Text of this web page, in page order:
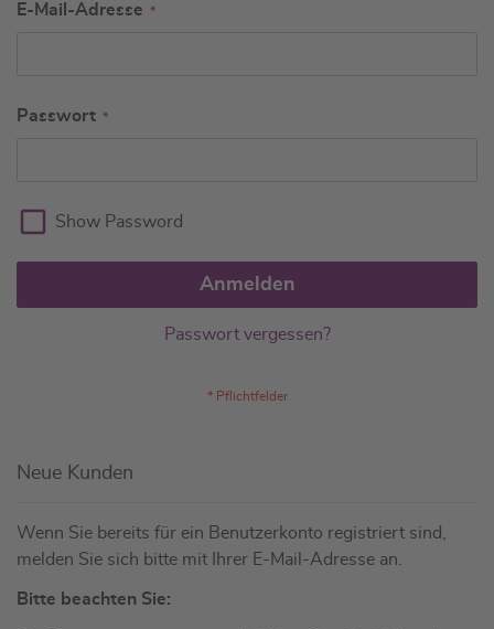
E-Mail-Adresse
Passwort
Show Password
Anmelden
Passwort vergessen?
Neue Kunden
Wenn Sie bereits für ein Benutzerkonto registriert sind,
melden Sie sich bitte mit Ihrer E-Mail-Adresse an.
Bitte beachten Sie: